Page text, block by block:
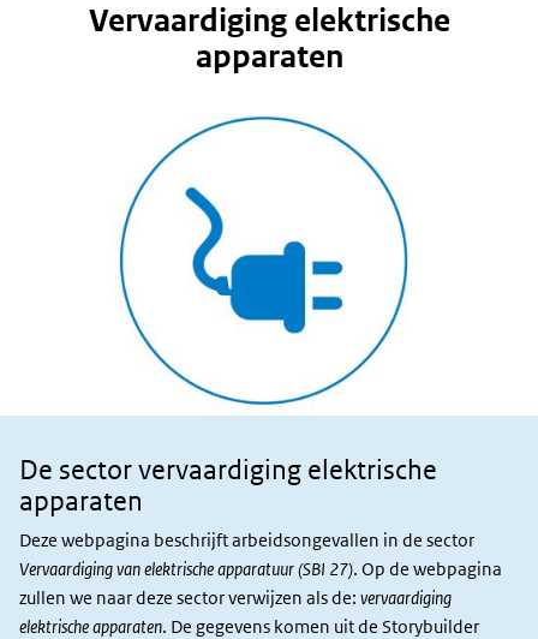
Vervaardiging elektrische
apparaten
Sector en
De sector vervaardiging elektrische
apparaten
Deze webpagina beschrijft arbeidsongevallen in de sector
Vervaardiging van elektrische apparatuur (SBI 27). Op de webpagina
zullen we naar deze sector verwijzen als de: vervaardiging
elektrische apparaten. De gegevens komen uit de Storybuilder